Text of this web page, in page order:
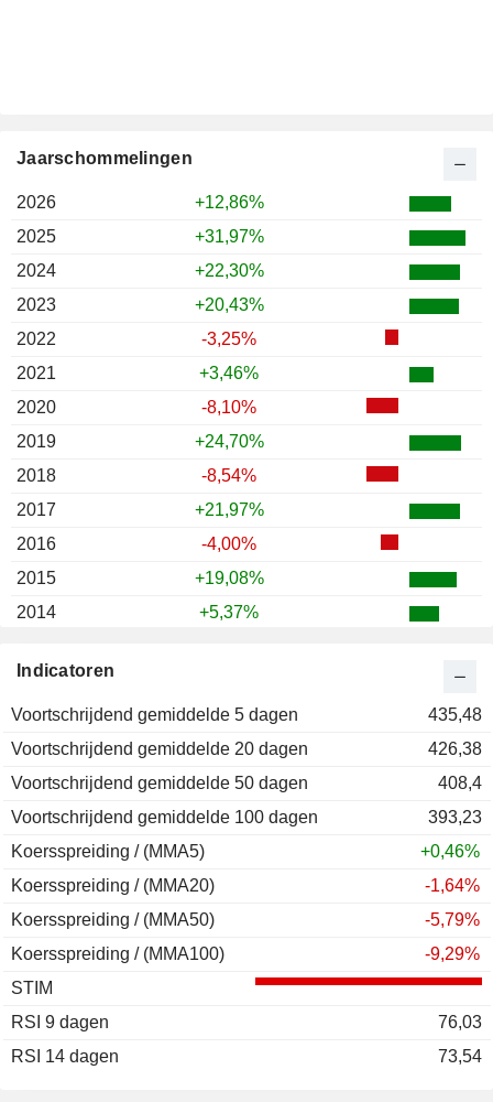
Indicatoren
Voortschrijdend gemiddelde 5 dagen
435,48
Voortschrijdend gemiddelde 20 dagen
426,38
Voortschrijdend gemiddelde 50 dagen
408,4
Voortschrijdend gemiddelde 100 dagen
393,23
Koersspreiding / (MMA5)
+0,46%
Koersspreiding / (MMA20)
-1,64%
Koersspreiding / (MMA50)
-5,79%
Koersspreiding / (MMA100)
-9,29%
STIM
RSI 9 dagen
76,03
RSI 14 dagen
73,54
Jaarschommelingen
2026
+12,86%
2025
+31,97%
2024
+22,30%
2023
+20,43%
2022
-3,25%
2021
+3,46%
2020
-8,10%
2019
+24,70%
2018
-8,54%
2017
+21,97%
2016
-4,00%
2015
+19,08%
2014
+5,37%
2012
2011
-16,89%
2010
+2,04%
2009
+16,20%
2008
-49,31%
2007
-4,40%
2006
+20,96%
2005
+31,09%
2004
-2,48%
2003
+10,40%
2002
2001